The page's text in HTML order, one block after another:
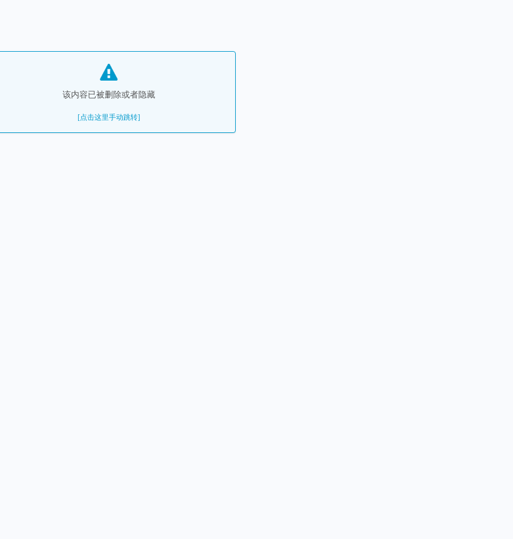
该内容已被删除或者隐藏
[点击这里手动跳转]